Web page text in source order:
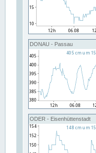
DONAU - Passau
ODER - Eisenhüttenstadt